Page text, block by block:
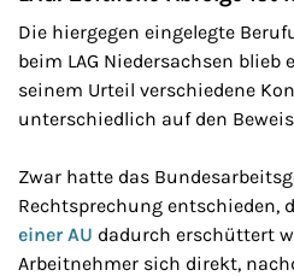
Die hiergegen eingelegte
beim LAG Niedersachsen blieb
seinem Urteil verschiedene
unterschiedlich auf den
Zwar hatte das
Rechtsprechung entschieden,
einer AU dadurch erschüttert
Arbeitnehmer sich direkt,